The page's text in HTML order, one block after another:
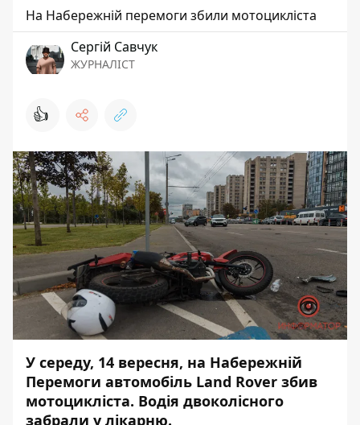
На Набережній перемоги збили мотоцикліста
Сергій Савчук
ЖУРНАЛІСТ
👍
У середу, 14 вересня, на Набережній
Перемоги автомобіль Land Rover збив
мотоцикліста. Водія двоколісного
забрали у лікарню.